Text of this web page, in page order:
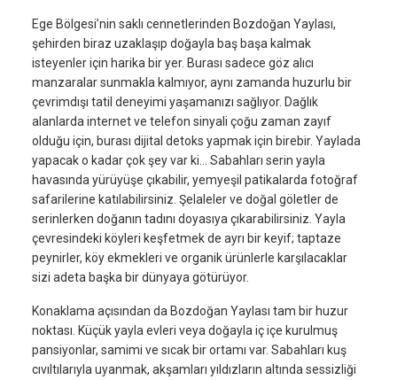
Ege Bölgesi’nin saklı cennetlerinden Bozdoğan Yaylası,
şehirden biraz uzaklaşıp doğayla baş başa kalmak
isteyenler için harika bir yer. Burası sadece göz alıcı
manzaralar sunmakla kalmıyor, aynı zamanda huzurlu bir
çevrimdışı tatil deneyimi yaşamanızı sağlıyor. Dağlık
alanlarda internet ve telefon sinyali çoğu zaman zayıf
olduğu için, burası dijital detoks yapmak için birebir. Yaylada
yapacak o kadar çok şey var ki… Sabahları serin yayla
havasında yürüyüşe çıkabilir, yemyeşil patikalarda fotoğraf
safarilerine katılabilirsiniz. Şelaleler ve doğal göletler de
serinlerken doğanın tadını doyasıya çıkarabilirsiniz. Yayla
çevresindeki köyleri keşfetmek de ayrı bir keyif; taptaze
peynirler, köy ekmekleri ve organik ürünlerle karşılacaklar
sizi adeta başka bir dünyaya götürüyor.
Konaklama açısından da Bozdoğan Yaylası tam bir huzur
noktası. Küçük yayla evleri veya doğayla iç içe kurulmuş
pansiyonlar, samimi ve sıcak bir ortamı var. Sabahları kuş
cıvıltılarıyla uyanmak, akşamları yıldızların altında sessizliği